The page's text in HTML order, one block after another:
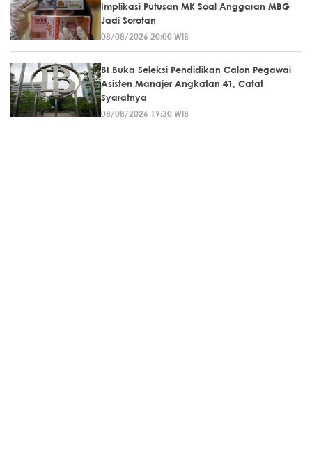
Implikasi Putusan MK Soal Anggaran MBG
Jadi Sorotan
08/08/2026 20:00 WIB
BI Buka Seleksi Pendidikan Calon Pegawai
Asisten Manajer Angkatan 41, Catat
Syaratnya
08/08/2026 19:30 WIB